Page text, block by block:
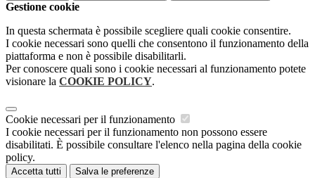
Gestione cookie
In questa schermata è possibile scegliere quali cookie consentire.
I cookie necessari sono quelli che consentono il funzionamento della
piattaforma e non è possibile disabilitarli.
Per conoscere quali sono i cookie necessari al funzionamento potete
visionare la COOKIE POLICY.
Cookie necessari per il funzionamento
I cookie necessari per il funzionamento non possono essere
disabilitati. È possibile consultare l'elenco nella pagina della cookie
policy.
Accetta tutti Salva le preferenze